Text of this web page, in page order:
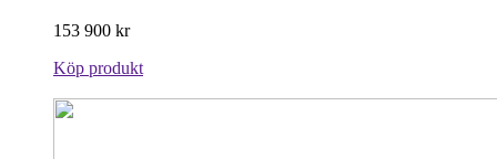
153 900 kr
Köp produkt